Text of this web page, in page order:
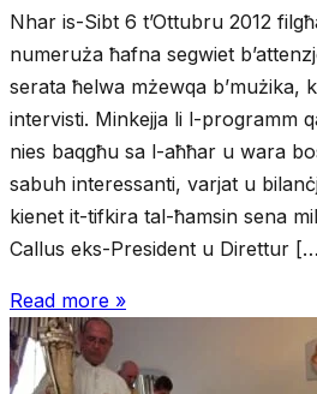
Nhar is-Sibt 6 t’Ottubru 2012
numeruża ħafna segwiet
serata ħelwa mżewqa b’mużika,
intervisti. Minkejja li l-programm
nies baqgħu sa l-aħħar u wara
sabuh interessanti, varjat u
kienet it-tifkira tal-ħamsin sena
Callus eks-President u Direttur
Read more »